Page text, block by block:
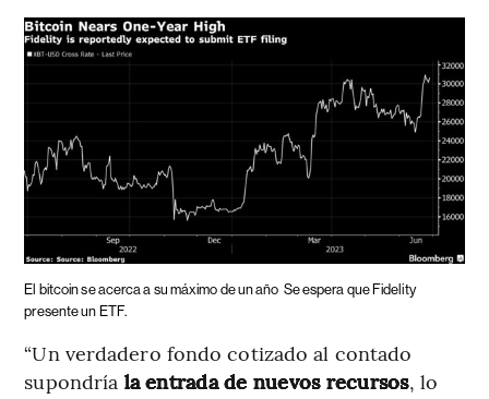
El bitcoin se acerca a su máximo de un año Se espera que Fidelity
presente un ETF.
“Un verdadero fondo cotizado al contado
supondría la entrada de nuevos recursos, lo